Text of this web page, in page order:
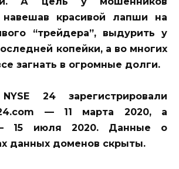
красивой лапши на
“трейдера”, выдурить у
копейки, а во многих
загнать в огромные долги.
24 зарегистрировали
— 11 марта 2020, а
15 июля 2020. Данные о
данных доменов скрыты.